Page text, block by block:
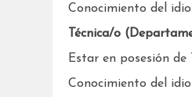
Conocimiento del
Técnica/o
Estar en posesión
Conocimiento del